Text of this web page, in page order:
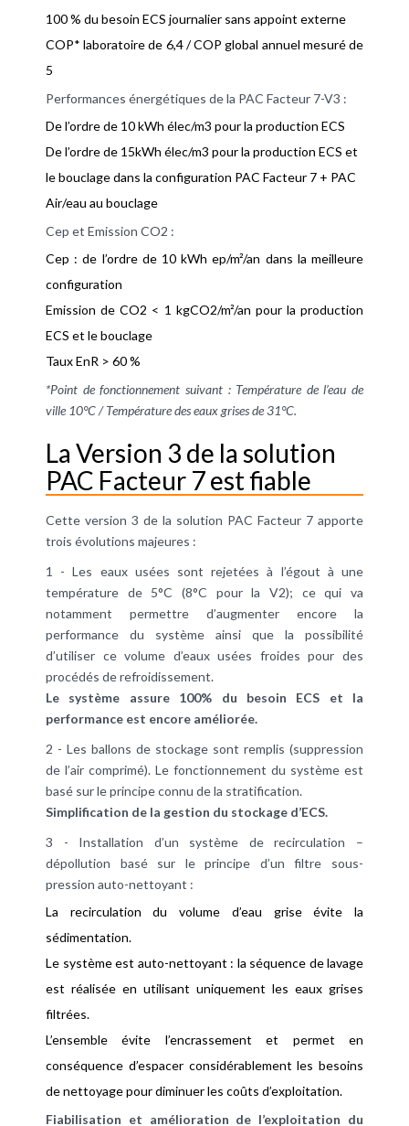
100 % du besoin ECS journalier sans appoint externe
COP* laboratoire de 6,4 / COP global annuel mesuré de
5
Performances énergétiques de la PAC Facteur 7-V3 :
De l’ordre de 10 kWh élec/m3 pour la production ECS
De l’ordre de 15kWh élec/m3 pour la production ECS et
le bouclage dans la configuration PAC Facteur 7 + PAC
Air/eau au bouclage
Cep et Emission CO2 :
Cep : de l’ordre de 10 kWh ep/m²/an dans la meilleure
configuration
Emission de CO2 < 1 kgCO2/m²/an pour la production
ECS et le bouclage
Taux EnR > 60 %
*Point de fonctionnement suivant : Température de l’eau de
ville 10°C / Température des eaux grises de 31°C.
La Version 3 de la solution
PAC Facteur 7 est fiable
Cette version 3 de la solution PAC Facteur 7 apporte
trois évolutions majeures :
1 - Les eaux usées sont rejetées à l’égout à une
température de 5°C (8°C pour la V2); ce qui va
notamment permettre d’augmenter encore la
performance du système ainsi que la possibilité
d’utiliser ce volume d’eaux usées froides pour des
procédés de refroidissement.
Le système assure 100% du besoin ECS et la
performance est encore améliorée.
2 - Les ballons de stockage sont remplis (suppression
de l’air comprimé). Le fonctionnement du système est
basé sur le principe connu de la stratification.
Simplification de la gestion du stockage d’ECS.
3 - Installation d’un système de recirculation –
dépollution basé sur le principe d’un filtre sous-
pression auto-nettoyant :
La recirculation du volume d’eau grise évite la
sédimentation.
Le système est auto-nettoyant : la séquence de lavage
est réalisée en utilisant uniquement les eaux grises
filtrées.
L’ensemble évite l’encrassement et permet en
conséquence d’espacer considérablement les besoins
de nettoyage pour diminuer les coûts d’exploitation.
Fiabilisation et amélioration de l’exploitation du